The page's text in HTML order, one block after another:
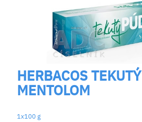
HERBACOS
MENTOLOM
1x100 g